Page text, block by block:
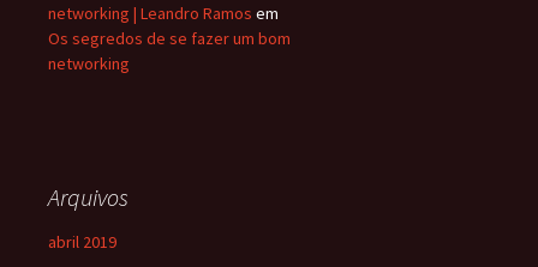
networking | Leandro Ramos em
Os segredos de se fazer um bom
networking
Arquivos
abril 2019